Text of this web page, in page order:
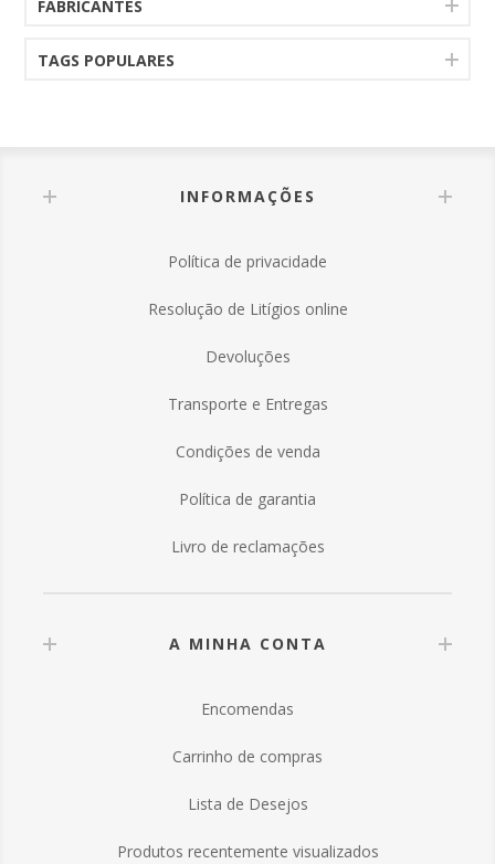
FABRICANTES
TAGS POPULARES
INFORMAÇÕES
Política de privacidade
Resolução de Litígios online
Devoluções
Transporte e Entregas
Condições de venda
Política de garantia
Livro de reclamações
A MINHA CONTA
Encomendas
Carrinho de compras
Lista de Desejos
Produtos recentemente visualizados